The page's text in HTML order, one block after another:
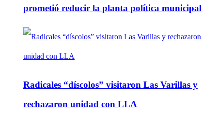
prometió reducir la planta política municipal
Radicales “díscolos” visitaron Las Varillas y
rechazaron unidad con LLA